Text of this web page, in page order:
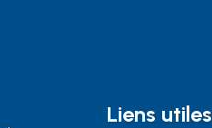
Liens utiles